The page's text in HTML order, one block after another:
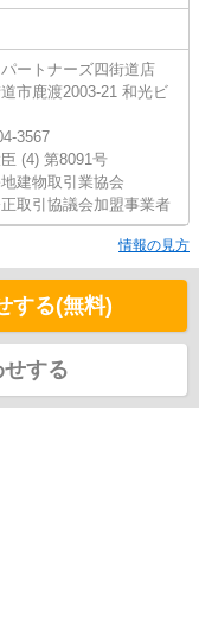
ートナーズ四街道店
市鹿渡2003-21 和光ビ
3567
(4) 第8091号
地建物取引業協会
正取引協議会加盟事業者
情報の見方
する(無料)
する